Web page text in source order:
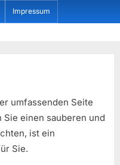
Impressum
umfassenden Seite
Sie einen sauberen und
ist ein
Sie.